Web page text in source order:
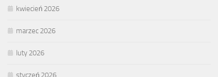
kwiecień 2026
marzec 2026
luty 2026